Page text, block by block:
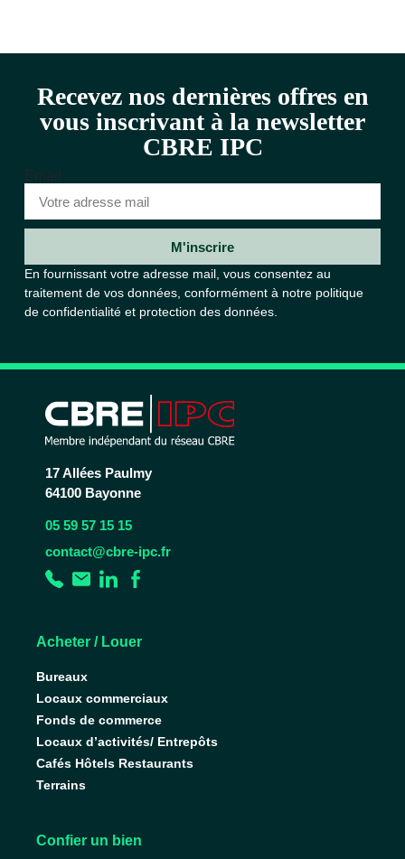
Recevez nos dernières offres en
vous inscrivant à la newsletter
CBRE IPC
Email
M'inscrire
En fournissant votre adresse mail, vous consentez au
traitement de vos données, conformément à notre politique
de confidentialité et protection des données.
17 Allées Paulmy
64100 Bayonne
05 59 57 15 15
contact@cbre-ipc.fr
Acheter / Louer
Bureaux
Locaux commerciaux
Fonds de commerce
Locaux d’activités/ Entrepôts
Cafés Hôtels Restaurants
Terrains
Confier un bien